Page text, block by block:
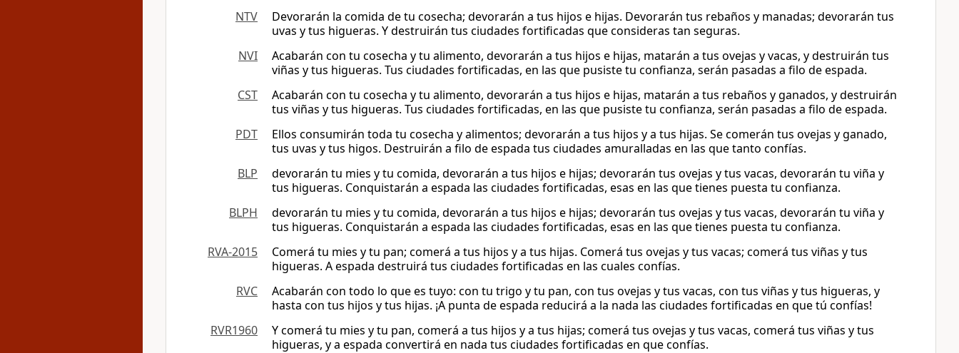
NTV
Devorarán la comida de tu cosecha; devorarán a tus hijos e hijas. Devorarán tus rebaños y manadas; devorarán tus
uvas y tus higueras. Y destruirán tus ciudades fortificadas que consideras tan seguras.
NVI
Acabarán con tu cosecha y tu alimento, devorarán a tus hijos e hijas, matarán a tus ovejas y vacas, y destruirán tus
viñas y tus higueras. Tus ciudades fortificadas, en las que pusiste tu confianza, serán pasadas a filo de espada.
CST
Acabarán con tu cosecha y tu alimento, devorarán a tus hijos e hijas, matarán a tus rebaños y ganados, y destruirán
tus viñas y tus higueras. Tus ciudades fortificadas, en las que pusiste tu confianza, serán pasadas a filo de espada.
PDT
Ellos consumirán toda tu cosecha y alimentos; devorarán a tus hijos y a tus hijas. Se comerán tus ovejas y ganado,
tus uvas y tus higos. Destruirán a filo de espada tus ciudades amuralladas en las que tanto confías.
BLP
devorarán tu mies y tu comida, devorarán a tus hijos e hijas; devorarán tus ovejas y tus vacas, devorarán tu viña y
tus higueras. Conquistarán a espada las ciudades fortificadas, esas en las que tienes puesta tu confianza.
BLPH
devorarán tu mies y tu comida, devorarán a tus hijos e hijas; devorarán tus ovejas y tus vacas, devorarán tu viña y
tus higueras. Conquistarán a espada las ciudades fortificadas, esas en las que tienes puesta tu confianza.
RVA-2015
Comerá tu mies y tu pan; comerá a tus hijos y a tus hijas. Comerá tus ovejas y tus vacas; comerá tus viñas y tus
higueras. A espada destruirá tus ciudades fortificadas en las cuales confías.
RVC
Acabarán con todo lo que es tuyo: con tu trigo y tu pan, con tus ovejas y tus vacas, con tus viñas y tus higueras, y
hasta con tus hijos y tus hijas. ¡A punta de espada reducirá a la nada las ciudades fortificadas en que tú confías!
RVR1960
Y comerá tu mies y tu pan, comerá a tus hijos y a tus hijas; comerá tus ovejas y tus vacas, comerá tus viñas y tus
higueras, y a espada convertirá en nada tus ciudades fortificadas en que confías.